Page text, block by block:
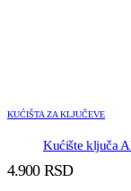
KUĆIŠTA ZA KLJUČEVE
Kućište ključa
4.900 RSD